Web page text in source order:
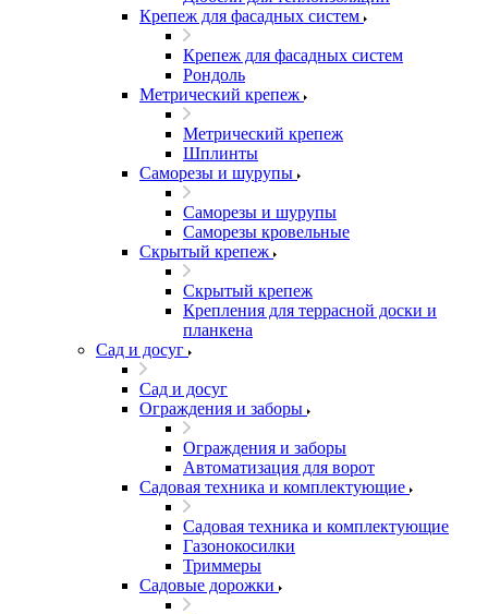
Крепеж для фасадных систем
Крепеж для фасадных систем
Рондоль
Метрический крепеж
Метрический крепеж
Шплинты
Саморезы и шурупы
Саморезы и шурупы
Саморезы кровельные
Скрытый крепеж
Скрытый крепеж
Крепления для террасной доски и
планкена
Сад и досуг
Сад и досуг
Ограждения и заборы
Ограждения и заборы
Автоматизация для ворот
Садовая техника и комплектующие
Садовая техника и комплектующие
Газонокосилки
Триммеры
Садовые дорожки